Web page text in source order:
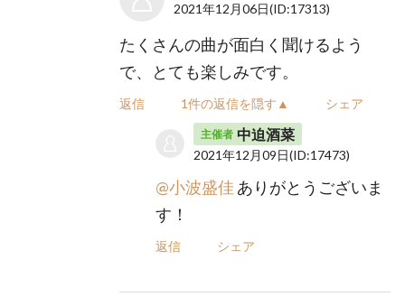
2021年12月06日(ID:17313)
たくさんの曲が面白く聞けるよう
で、とても楽しみです。
返信 1件の返信を隠す▲ シェア
主催者 中迫酒菜
2021年12月09日(ID:17473)
@小波盛佳 ありがとうございま
す！
返信 シェア